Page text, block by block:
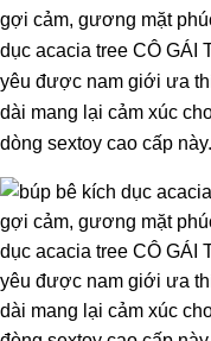
gợi cảm, gương mặt
dục acacia tree CÔ GÁI
yêu được nam giới ưa
dài mang lại cảm xúc
dòng sextoy cao cấp này.